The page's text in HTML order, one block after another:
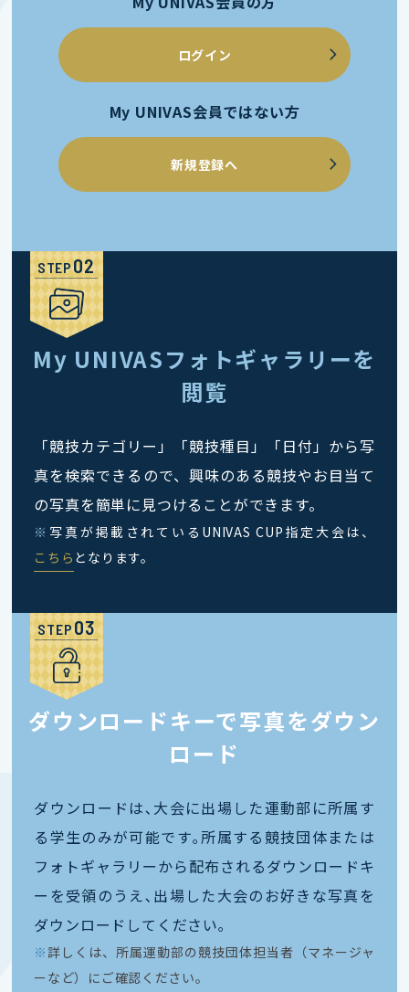
ログイン
My UNIVAS会員ではない方
新規登録へ
STEP
My UNIVASフォトギャラリーを
閲覧
「競技カテゴリー」「競技種目」「日付」から写
真を検索できるので、興味のある競技やお目当て
の写真を簡単に見つけることができます。
※ 写真が掲載されているUNIVAS CUP指定大会は、
こちら となります。
STEP
ダウンロードキーで写真をダウン
ロード
ダウンロードは､大会に出場した運動部に所属す
る学生のみが可能です｡所属する競技団体または
フォトギャラリーから配布されるダウンロードキ
ーを受領のうえ､出場した大会のお好きな写真を
ダウンロードしてください｡
※ 詳しくは、所属運動部の競技団体担当者（マネージャ
ーなど）にご確認ください。